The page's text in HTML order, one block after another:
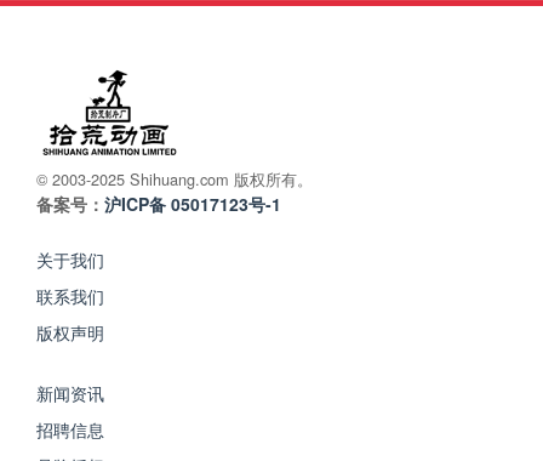
© 2003-2025 Shihuang.com 版权所有。
备案号： 沪ICP备 05017123号-1
关于我们
联系我们
版权声明
新闻资讯
招聘信息